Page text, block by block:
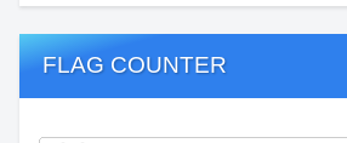
FLAG COUNTER